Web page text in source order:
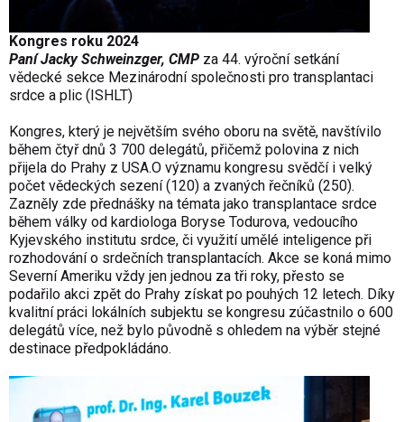
Kongres roku 2024
Paní Jacky Schweinzger, CMP za 44. výroční setkání
vědecké sekce Mezinárodní společnosti pro transplantaci
srdce a plic (ISHLT)
Kongres, který je největším svého oboru na světě, navštívilo
během čtyř dnů 3 700 delegátů, přičemž polovina z nich
přijela do Prahy z USA.O významu kongresu svědčí i velký
počet vědeckých sezení (120) a zvaných řečníků (250).
Zazněly zde přednášky na témata jako transplantace srdce
během války od kardiologa Boryse Todurova, vedoucího
Kyjevského institutu srdce, či využití umělé inteligence při
rozhodování o srdečních transplantacích. Akce se koná mimo
Severní Ameriku vždy jen jednou za tři roky, přesto se
podařilo akci zpět do Prahy získat po pouhých 12 letech. Díky
kvalitní práci lokálních subjektu se kongresu zúčastnilo o 600
delegátů více, než bylo původně s ohledem na výběr stejné
destinace předpokládáno.